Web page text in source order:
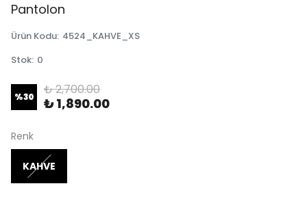
Pantolon
Ürün Kodu: 4524_KAHVE_XS
Stok: 0
%30 ₺ 2,700.00
₺ 1,890.00
Renk
KAHVE